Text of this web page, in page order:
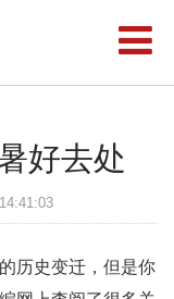
好去处
历史变迁，但是你